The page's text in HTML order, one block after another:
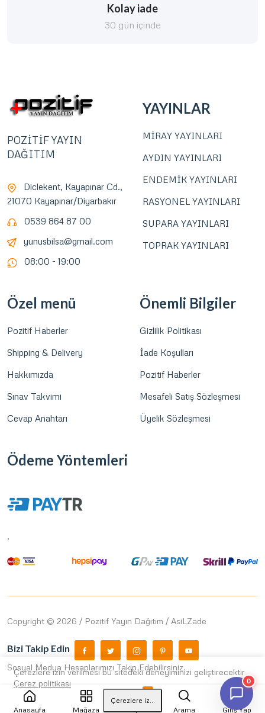
Kolay iade
30 gün içinde
POZİTİF YAYIN
DAĞITIM
Diclekent, Kayapınar Cd.,
21070 Kayapınar/Diyarbakır
0539 864 87 00
yunusbilsa@gmail.com
08:00 - 19:00
YAYINLAR
MİRAY YAYINLARI
AYDIN YAYINLARI
ENDEMİK YAYINLARI
RASYONEL YAYINLARI
SUPARA YAYINLARI
TOPRAK YAYINLARI
Özel menü
Pozitif Haberler
Shipping & Delivery
Hakkımızda
Sınav Takvimi
Cevap Anahtarı
Önemli Bilgiler
Gizlilik Politikası
İade Koşulları
Pozitif Haberler
Mesafeli Satış Sözleşmesi
Üyelik Sözleşmesi
Ödeme Yöntemleri
.
Copyright © 2026 / Pozitif Yayın Dağıtım / AsiLZade
Bizi Takip Edin
Sosyal Medya Hesaplarımızı Takip Edebilirsiniz.
Anasayfa Mağaza
0
Sepet Arama Giriş Yap
0
Çerezlere izin verilmesi bu sitedeki deneyiminizi geliştirecektir
Çerez politikası
Çerezlere izin ver